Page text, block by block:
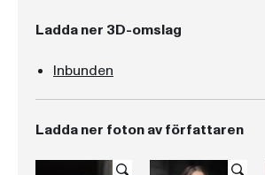
Ladda ner 3D-omslag
Inbunden
Ladda ner foton av författaren